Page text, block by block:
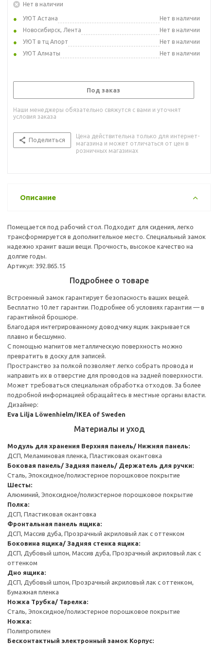
Нет в наличии
УЮТ Астана
Нет в наличии
Новосибирск, Лента
Нет в наличии
УЮТ в тц Апорт
Нет в наличии
УЮТ Алматы
Нет в наличии
Под заказ
Наши менеджеры обязательно свяжутся с вами и уточнят
условия заказа
Поделиться
Цена действительна только для интернет-
магазина и может отличаться от цен в
розничных магазинах
Описание
Помещается под рабочий стол. Подходит для сидения, легко
трансформируется в дополнительное место. Специальный замок
надежно хранит ваши вещи. Прочность, высокое качество на
долгие годы.
Артикул: 392.865.15
Подробнее о товаре
Встроенный замок гарантирует безопасность ваших вещей.
Бесплатно 10 лет гарантии. Подробнее об условиях гарантии — в
гарантийной брошюре.
Благодаря интегрированному доводчику ящик закрывается
плавно и бесшумно.
С помощью магнитов металлическую поверхность можно
превратить в доску для записей.
Пространство за полкой позволяет легко собрать провода и
направить их в отверстие для проводов на задней поверхности.
Может требоваться специальная обработка отходов. За более
подробной информацией обращайтесь в местные органы власти.
Дизайнер:
Eva Lilja Löwenhielm/IKEA of Sweden
Материалы и уход
Модуль для хранения Верхняя панель/ Нижняя панель:
ДСП, Меламиновая пленка, Пластиковая окантовка
Боковая панель/ Задняя панель/ Держатель для ручки:
Сталь, Эпоксидное/полиэстерное порошковое покрытие
Шесты:
Алюминий, Эпоксидное/полиэстерное порошковое покрытие
Полка:
ДСП, Пластиковая окантовка
Фронтальная панель ящика:
ДСП, Массив дуба, Прозрачный акриловый лак с оттенком
Боковина ящика/ Задняя стенка ящика:
ДСП, Дубовый шпон, Массив дуба, Прозрачный акриловый лак с
оттенком
Дно ящика:
ДСП, Дубовый шпон, Прозрачный акриловый лак с оттенком,
Бумажная пленка
Ножка Трубка/ Тарелка:
Сталь, Эпоксидное/полиэстерное порошковое покрытие
Ножка:
Полипропилен
Бесконтактный электронный замок Корпус: